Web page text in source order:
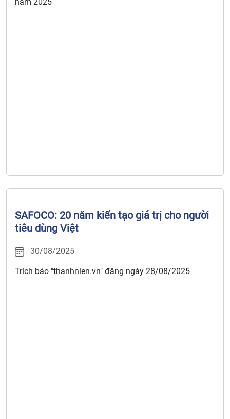
SAFOCO: 20 năm kiến tạo giá trị cho người
tiêu dùng Việt
30/08/2025
Trích báo "thanhnien.vn" đăng ngày 28/08/2025